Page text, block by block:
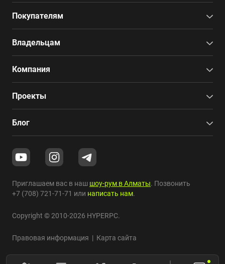
Покупателям
Владельцам
Компания
Проекты
Блог
Приглашаем вас в наш шоу-рум в Алматы. Позвонить
+7 (708) 721-71-71 или написать нам.
Copyright © 2010-2026 HYPERPC.
Правовая информация | Карта сайта